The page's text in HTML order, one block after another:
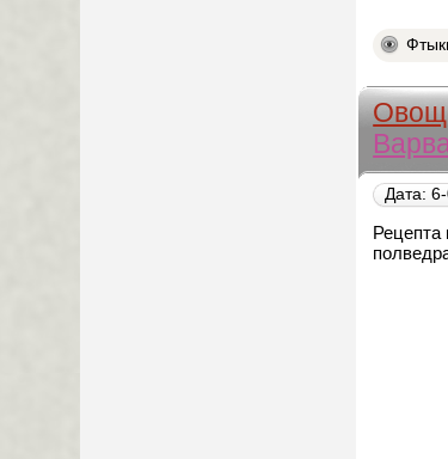
Дата:
Рецепта